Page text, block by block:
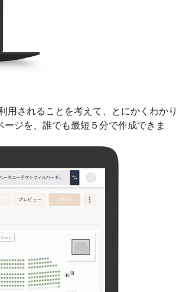
されることを考えて、とにかくわかり
ジを、誰でも最短５分で作成できま